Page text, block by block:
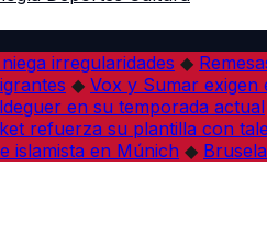
irregularidades ◆
◆ Vox y Sumar
en su temporada actual
refuerza su plantilla con
islamista en Múnich ◆